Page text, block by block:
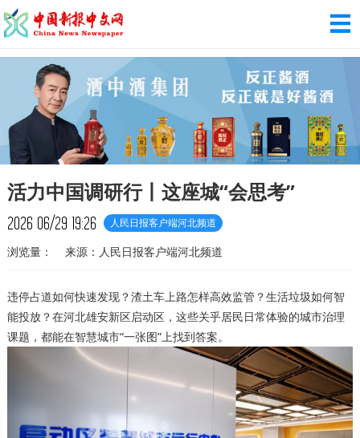
活力中国调研行丨这座城“会思考”
2026 06/29 19:26 人民日报客户端河北频道
浏览量： 来源：人民日报客户端河北频道
违停占道如何快速发现？渣土车上路怎样高效监管？生活垃圾如何智
能投放？在河北雄安新区启动区，这些关乎居民日常体验的城市治理
课题，都能在智慧城市“一张图”上找到答案。